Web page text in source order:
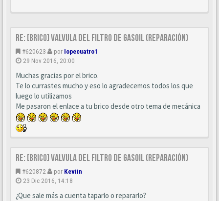
Re: [BRICO] Valvula del filtro de gasoil (reparación)
#620623 por lopecuatro1
29 Nov 2016, 20:00
Muchas gracias por el brico.
Te lo currastes mucho y eso lo agradecemos todos los que
luego lo utilizamos
Me pasaron el enlace a tu brico desde otro tema de mecánica
Re: [BRICO] Valvula del filtro de gasoil (reparación)
#620872 por Keviin
23 Dic 2016, 14:18
¿Que sale más a cuenta taparlo o repararlo?